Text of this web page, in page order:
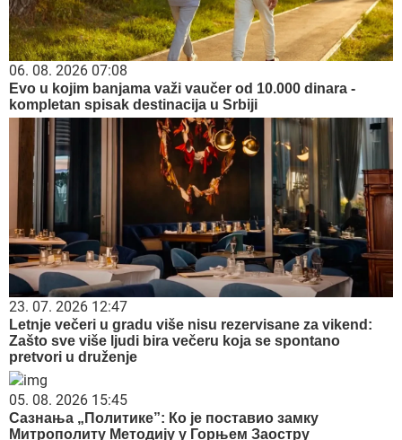
06. 08. 2026 07:08
Evo u kojim banjama važi vaučer od 10.000 dinara -
kompletan spisak destinacija u Srbiji
23. 07. 2026 12:47
Letnje večeri u gradu više nisu rezervisane za vikend:
Zašto sve više ljudi bira večeru koja se spontano
pretvori u druženje
05. 08. 2026 15:45
Сазнања „Политике”: Ко је поставио замку
Митрополиту Методију у Горњем Заостру